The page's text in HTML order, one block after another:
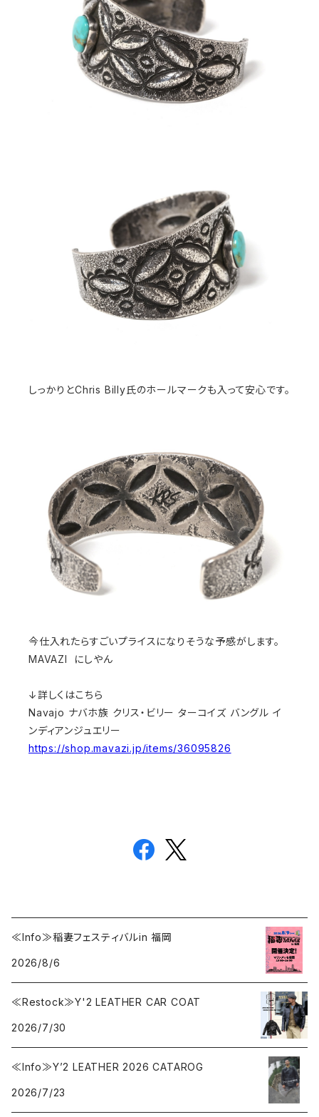
しっかりとChris Billy氏のホールマークも入って安心です。
今仕入れたらすごいプライスになりそうな予感がします。
MAVAZI にしやん
↓詳しくはこちら
Navajo ナバホ族 クリス・ビリー ターコイズ バングル イ
ンディアンジュエリー
https://shop.mavazi.jp/items/36095826
≪Info≫稲妻フェスティバルin 福岡
2026/8/6
≪Restock≫Y'2 LEATHER CAR COAT
2026/7/30
≪Info≫Y’2 LEATHER 2026 CATAROG
2026/7/23